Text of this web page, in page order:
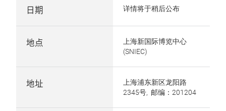
日期 详情将于稍后公布
地点
上海新国际博览中心
(SNIEC)
地址
上海浦东新区龙阳路
2345号, 邮编：201204